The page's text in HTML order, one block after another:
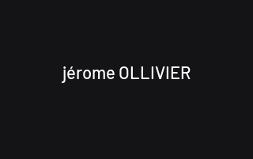
jérome OLLIVIER